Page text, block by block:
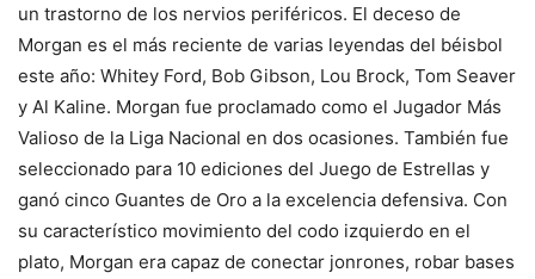
un trastorno de los nervios periféricos. El deceso de
Morgan es el más reciente de varias leyendas del béisbol
este año: Whitey Ford, Bob Gibson, Lou Brock, Tom Seaver
y Al Kaline. Morgan fue proclamado como el Jugador Más
Valioso de la Liga Nacional en dos ocasiones. También fue
seleccionado para 10 ediciones del Juego de Estrellas y
ganó cinco Guantes de Oro a la excelencia defensiva. Con
su característico movimiento del codo izquierdo en el
plato, Morgan era capaz de conectar jonrones, robar bases